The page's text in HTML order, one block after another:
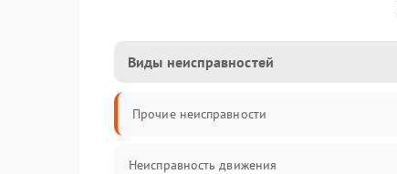
Виды неисправностей
Прочие неисправности
Неисправность движения